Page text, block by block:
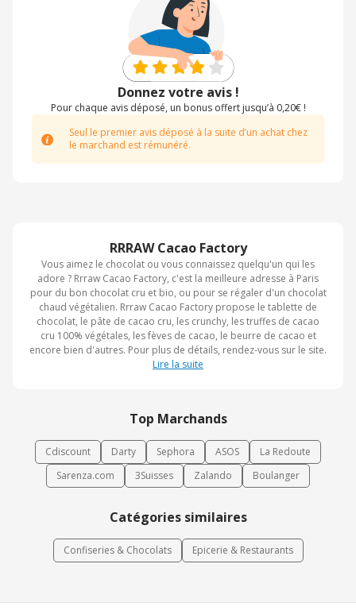
RRRAW Cacao Factory
Vous aimez le chocolat ou vous connaissez quelqu'un qui les
adore ? Rrraw Cacao Factory, c'est la meilleure adresse à Paris
pour du bon chocolat cru et bio, ou pour se régaler d'un chocolat
chaud végétalien. Rrraw Cacao Factory propose le tablette de
chocolat, le pâte de cacao cru, les crunchy, les truffes de cacao
cru 100% végétales, les fèves de cacao, le beurre de cacao et
encore bien d'autres. Pour plus de détails, rendez-vous sur le site.
Lire la suite
Top Marchands
Cdiscount Darty Sephora ASOS
La Redoute
Sarenza.com
3Suisses Zalando Boulanger
Catégories similaires
Confiseries & Chocolats Epicerie & Restaurants
Donnez votre avis !
Pour chaque avis déposé, un bonus offert jusqu’à 0,20€ !
Seul le premier avis déposé à la suite d’un achat chez
le marchand est rémunéré.